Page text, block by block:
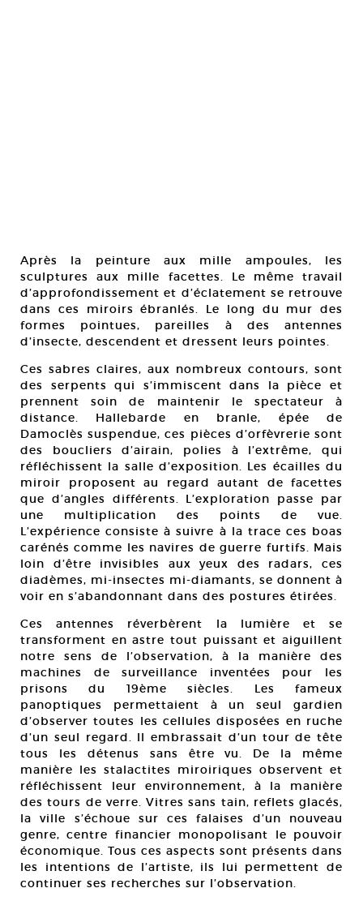
Après la peinture aux mille ampoules, les
sculptures aux mille facettes. Le même travail
d’approfondissement et d’éclatement se retrouve
dans ces miroirs ébranlés. Le long du mur des
formes pointues, pareilles à des antennes
d’insecte, descendent et dressent leurs pointes.
Ces sabres claires, aux nombreux contours, sont
des serpents qui s’immiscent dans la pièce et
prennent soin de maintenir le spectateur à
distance. Hallebarde en branle, épée de
Damoclès suspendue, ces pièces d’orfèvrerie sont
des boucliers d’airain, polies à l’extrême, qui
réfléchissent la salle d’exposition. Les écailles du
miroir proposent au regard autant de facettes
que d’angles différents. L’exploration passe par
une multiplication des points de vue.
L’expérience consiste à suivre à la trace ces boas
carénés comme les navires de guerre furtifs. Mais
loin d’être invisibles aux yeux des radars, ces
diadèmes, mi-insectes mi-diamants, se donnent à
voir en s’abandonnant dans des postures étirées.
Ces antennes réverbèrent la lumière et se
transforment en astre tout puissant et aiguillent
notre sens de l’observation, à la manière des
machines de surveillance inventées pour les
prisons du 19ème siècles. Les fameux
panoptiques permettaient à un seul gardien
d’observer toutes les cellules disposées en ruche
d’un seul regard. Il embrassait d’un tour de tête
tous les détenus sans être vu. De la même
manière les stalactites miroiriques observent et
réfléchissent leur environnement, à la manière
des tours de verre. Vitres sans tain, reflets glacés,
la ville s’échoue sur ces falaises d’un nouveau
genre, centre financier monopolisant le pouvoir
économique. Tous ces aspects sont présents dans
les intentions de l’artiste, ils lui permettent de
continuer ses recherches sur l’observation.